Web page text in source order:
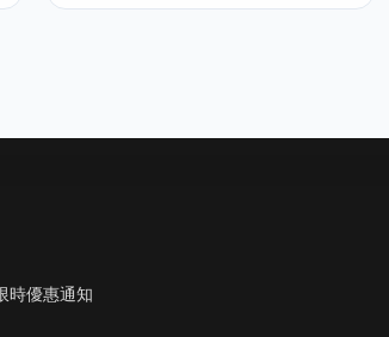
時優惠通知